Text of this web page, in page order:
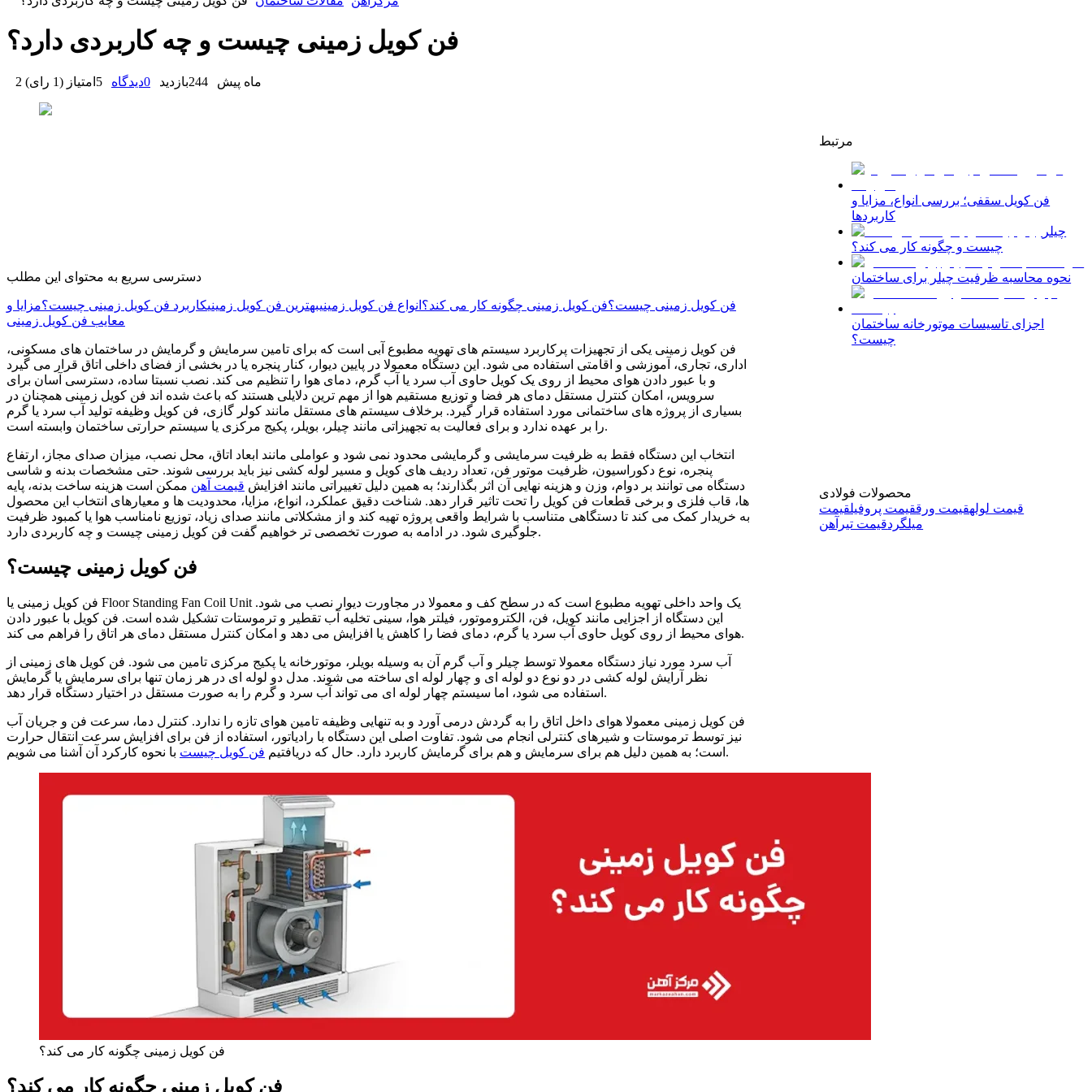
فن کویل زمینی چیست و چه کاربردی دارد؟
2 ماه پیش 244بازدید 0دیدگاه 5 امتیاز (1 رای )
دسترسی سریع به محتوای این مطلب
فن کویل زمینی چیست؟فن کویل زمینی چگونه کار می کند؟ انواع فن کویل زمینیبهترین فن کویل زمینیکاربرد فن کویل زمینی چیست؟مزایا و
معایب فن کویل زمینی
فن کویل زمینی یکی از تجهیزات پرکاربرد سیستم های تهویه مطبوع آبی است که برای تامین سرمایش و گرمایش در ساختمان های مسکونی،
اداری، تجاری، آموزشی و اقامتی استفاده می شود. این دستگاه معمولا در پایین دیوار، کنار پنجره یا در بخشی از فضای داخلی اتاق قرار می گیرد
و با عبور دادن هوای محیط از روی یک کویل حاوی آب سرد یا آب گرم، دمای هوا را تنظیم می کند. نصب نسبتا ساده، دسترسی آسان برای
سرویس، امکان کنترل مستقل دمای هر فضا و توزیع مستقیم هوا از مهم ترین دلایلی هستند که باعث شده اند فن کویل زمینی همچنان در
بسیاری از پروژه های ساختمانی مورد استفاده قرار گیرد. برخلاف سیستم های مستقل مانند کولر گازی، فن کویل وظیفه تولید آب سرد یا گرم
را بر عهده ندارد و برای فعالیت به تجهیزاتی مانند چیلر، بویلر، پکیج مرکزی یا سیستم حرارتی ساختمان وابسته است.
انتخاب این دستگاه فقط به ظرفیت سرمایشی و گرمایشی محدود نمی شود و عواملی مانند ابعاد اتاق، محل نصب، میزان صدای مجاز، ارتفاع
پنجره، نوع دکوراسیون، ظرفیت موتور فن، تعداد ردیف های کویل و مسیر لوله کشی نیز باید بررسی شوند. حتی مشخصات بدنه و شاسی
دستگاه می توانند بر دوام، وزن و هزینه نهایی آن اثر بگذارند؛ به همین دلیل تغییراتی مانند افزایش قیمت آهن ممکن است هزینه ساخت بدنه، پایه
ها، قاب فلزی و برخی قطعات فن کویل را تحت تاثیر قرار دهد. شناخت دقیق عملکرد، انواع، مزایا، محدودیت ها و معیارهای انتخاب این محصول
به خریدار کمک می کند تا دستگاهی متناسب با شرایط واقعی پروژه تهیه کند و از مشکلاتی مانند صدای زیاد، توزیع نامناسب هوا یا کمبود ظرفیت
جلوگیری شود. در ادامه به صورت تخصصی تر خواهیم گفت فن کویل زمینی چیست و چه کاربردی دارد.
فن کویل زمینی چیست؟
فن کویل زمینی یا Floor Standing Fan Coil Unit یک واحد داخلی تهویه مطبوع است که در سطح کف و معمولا در مجاورت دیوار نصب می شود.
این دستگاه از اجزایی مانند کویل، فن، الکتروموتور، فیلتر هوا، سینی تخلیه آب تقطیر و ترموستات تشکیل شده است. فن کویل با عبور دادن
هوای محیط از روی کویل حاوی آب سرد یا گرم، دمای فضا را کاهش یا افزایش می دهد و امکان کنترل مستقل دمای هر اتاق را فراهم می کند.
آب سرد مورد نیاز دستگاه معمولا توسط چیلر و آب گرم آن به وسیله بویلر، موتورخانه یا پکیج مرکزی تامین می شود. فن کویل های زمینی از
نظر آرایش لوله کشی در دو نوع دو لوله ای و چهار لوله ای ساخته می شوند. مدل دو لوله ای در هر زمان تنها برای سرمایش یا گرمایش
استفاده می شود، اما سیستم چهار لوله ای می تواند آب سرد و گرم را به صورت مستقل در اختیار دستگاه قرار دهد.
فن کویل زمینی معمولا هوای داخل اتاق را به گردش درمی آورد و به تنهایی وظیفه تامین هوای تازه را ندارد. کنترل دما، سرعت فن و جریان آب
نیز توسط ترموستات و شیرهای کنترلی انجام می شود. تفاوت اصلی این دستگاه با رادیاتور، استفاده از فن برای افزایش سرعت انتقال حرارت
است؛ به همین دلیل هم برای سرمایش و هم برای گرمایش کاربرد دارد. حال که دریافتیم فن کویل چیست با نحوه کارکرد آن آشنا می شویم.
فن کویل زمینی چگونه کار می کند؟
فن کویل زمینی چگونه کار می کند؟
مرتبط
فن کویل سقفی؛ بررسی انواع، مزایا و
کاربردها
چیلر
چیست و چگونه کار می کند؟
نحوه محاسبه ظرفیت چیلر برای ساختمان
اجزای تاسیسات موتورخانه ساختمان
چیست؟
محصولات فولادی
قیمت لولهقیمت ورققیمت پروفیلقیمت
میلگردقیمت تیرآهن